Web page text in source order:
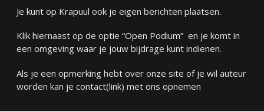
Je kunt op Krapuul ook je eigen berichten plaatsen.
Klik hiernaast op de optie “Open Podium” en je komt in
een omgeving waar je jouw bijdrage kunt indienen.
Als je een opmerking hebt over onze site of je wil auteur
worden kan je contact(link) met ons opnemen